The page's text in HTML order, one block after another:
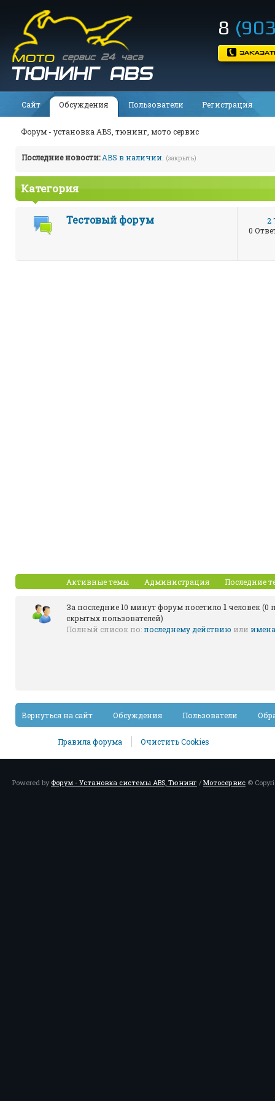
8
Сайт Обсуждения Пользователи Регистрация
Форум - установка ABS, тюнинг, мото сервис
Последние новости: ABS в наличии. (закрыть)
Категория
2
0
Тестовый форум
Активные темы Администрация Последние
За последние 10 минут форум посетило 1человек (0
скрытых пользователей)
Полный список по:последнему действию или
Вернуться на сайт Обсуждения Пользователи
Правила форума Очистить Cookies
Powered by Форум - Установка системы ABS, Тюнинг / Мотосервис ©